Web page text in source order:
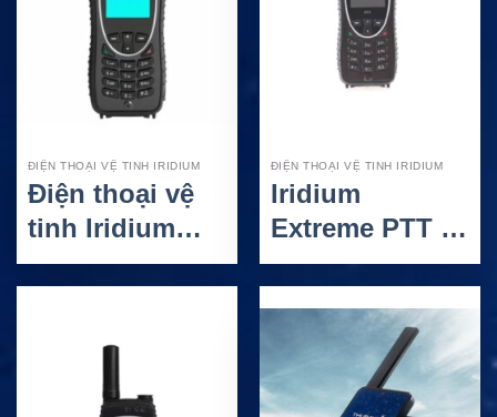
ĐIỆN THOẠI VỆ TINH IRIDIUM
Điện thoại vệ
tinh Iridium
9575N – Kết nối
toàn cầu cho
khắc nghiệt
ĐIỆN THOẠI VỆ TINH IRIDIUM
Iridium
Extreme PTT –
Điện thoại vệ
tinh Push To
Talk cho liên
lạc nhóm toàn
cầu